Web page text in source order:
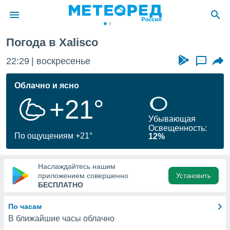
о
Вы можете
к этому
доступ
Погода в Xalisco
22:29 воскресенье ...
Облачно и ясно
+21°
По ощущениям +21°
Убывающая
Освещенность:
12%
Наслаждайтесь нашим
приложением совершенно
БЕСПЛАТНО
Установить
По часам
В ближайшие часы облачно